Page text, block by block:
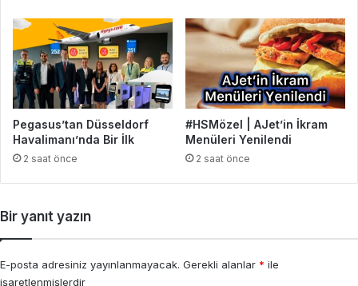
Pegasus’tan Düsseldorf
Havalimanı’nda Bir İlk
2 saat önce
#HSMözel | AJet’in İkram
Menüleri Yenilendi
2 saat önce
Bir yanıt yazın
E-posta adresiniz yayınlanmayacak. Gerekli alanlar * ile
işaretlenmişlerdir